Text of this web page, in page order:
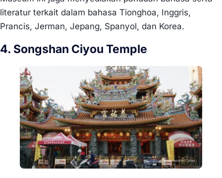
literatur terkait dalam bahasa Tionghoa, Inggris,
Prancis, Jerman, Jepang, Spanyol, dan Korea.
4. Songshan Ciyou Temple